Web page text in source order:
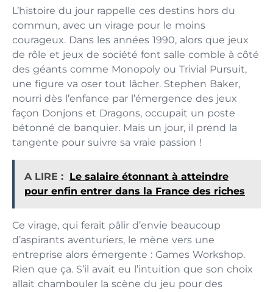
L’histoire du jour rappelle ces destins hors du
commun, avec un virage pour le moins
courageux. Dans les années 1990, alors que jeux
de rôle et jeux de société font salle comble à côté
des géants comme Monopoly ou Trivial Pursuit,
une figure va oser tout lâcher. Stephen Baker,
nourri dès l’enfance par l’émergence des jeux
façon Donjons et Dragons, occupait un poste
bétonné de banquier. Mais un jour, il prend la
tangente pour suivre sa vraie passion !
A LIRE : Le salaire étonnant à atteindre
pour enfin entrer dans la France des riches
Ce virage, qui ferait pâlir d’envie beaucoup
d’aspirants aventuriers, le mène vers une
entreprise alors émergente : Games Workshop.
Rien que ça. S’il avait eu l’intuition que son choix
allait chambouler la scène du jeu pour des